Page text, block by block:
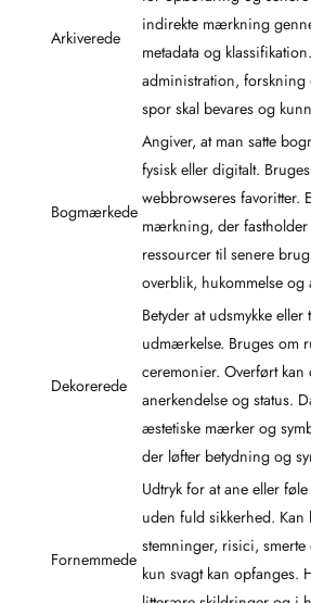
Arkiverede
indirekte mærkning
metadata og
administration, forskning
spor skal bevares og
Bogmærkede
Angiver, at man satte
fysisk eller digitalt.
webbrowseres favoritter.
mærkning, der
ressourcer til senere
overblik, hukommelse og
Dekorerede
Betyder at udsmykke
udmærkelse. Bruges om
ceremonier. Overført kan
anerkendelse og status.
æstetiske mærker og
der løfter betydning og
Fornemmede
Udtryk for at ane eller
uden fuld sikkerhed. Kan
stemninger, risici,
kun svagt kan opfanges.